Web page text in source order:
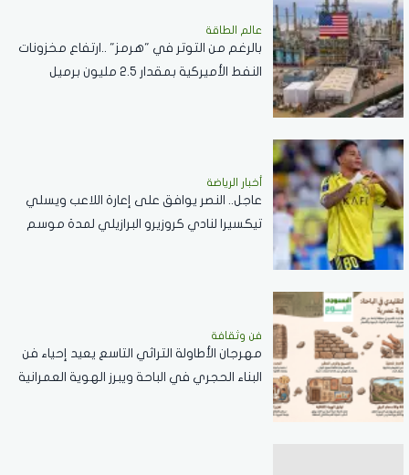
عالم الطاقة
بالرغم من التوتر في "هرمز" ..ارتفاع مخزونات
النفط الأميركية بمقدار 2.5 مليون برميل
أخبار الرياضة
عاجل.. النصر يوافق على إعارة اللاعب ويسلي
تيكسيرا لنادي كروزيرو البرازيلي لمدة موسم
فن وثقافة
مهرجان الأطاولة التراثي التاسع يعيد إحياء فن
البناء الحجري في الباحة ويبرز الهوية العمرانية